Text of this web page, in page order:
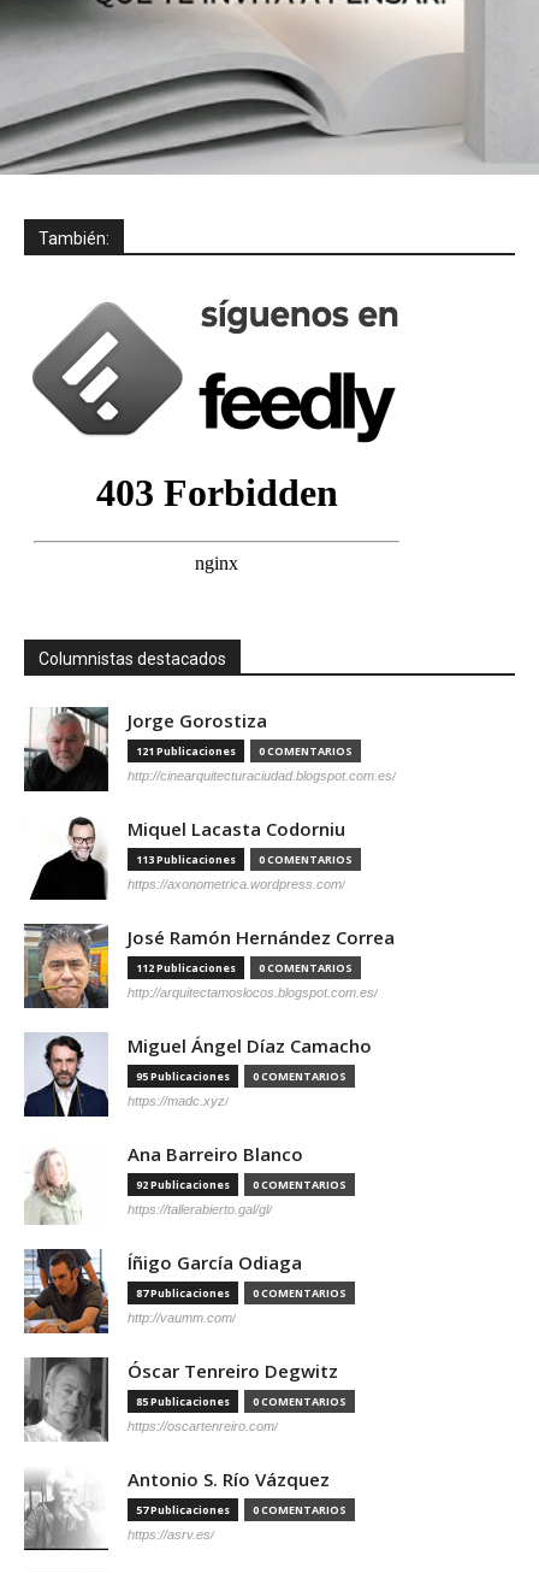
También:
Columnistas destacados
Jorge Gorostiza
121 Publicaciones 0 COMENTARIOS
http://cinearquitecturaciudad.blogspot.com.es/
Miquel Lacasta Codorniu
113 Publicaciones 0 COMENTARIOS
https://axonometrica.wordpress.com/
José Ramón Hernández Correa
112 Publicaciones 0 COMENTARIOS
http://arquitectamoslocos.blogspot.com.es/
Miguel Ángel Díaz Camacho
95 Publicaciones 0 COMENTARIOS
https://madc.xyz/
Ana Barreiro Blanco
92 Publicaciones 0 COMENTARIOS
https://tallerabierto.gal/gl/
Íñigo García Odiaga
87 Publicaciones 0 COMENTARIOS
http://vaumm.com/
Óscar Tenreiro Degwitz
85 Publicaciones 0 COMENTARIOS
https://oscartenreiro.com/
Antonio S. Río Vázquez
57 Publicaciones 0 COMENTARIOS
https://asrv.es/